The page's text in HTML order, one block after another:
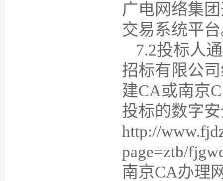
广电网络集
交易系统平
7.2投标人
招标有限公
建CA或南京
投标的数字
http://
page=ztb/
南京CA办理